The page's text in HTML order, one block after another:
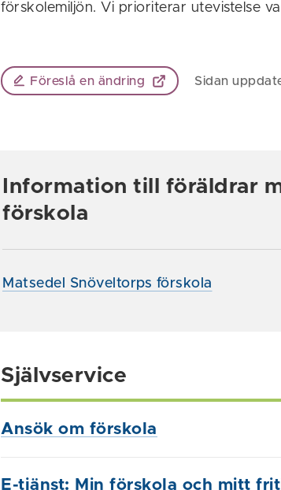
förskolemiljön. Vi prioriterar utevistelse
Föreslå en ändring Sidan
Information till föräldrar
förskola
Matsedel Snöveltorps förskola
Självservice
Ansök om förskola
E-tjänst: Min förskola och mitt